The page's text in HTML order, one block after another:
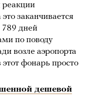
реакции
заканчивается
789 дней
по поводу
возле аэропорта
фонарь просто
дешевой